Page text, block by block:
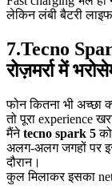
लेकिन लंबी बैटरी
7.Tecno
रोज़मर्रा में
फोन कितना भी अच्छा
तो पूरा experience
मैंनेtecno spark 5
अलग-अलग जगहों पर
दौरान।
कुल मिलाकर इसका